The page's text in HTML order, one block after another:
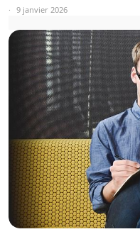
9 janvier 2026